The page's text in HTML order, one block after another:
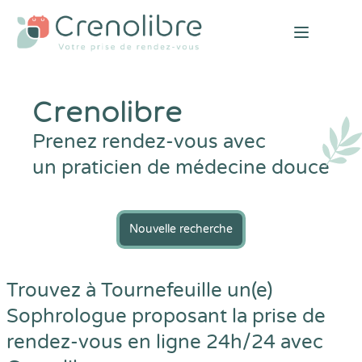
Open
Crenolibre
Prenez rendez-vous avec
un praticien de médecine douce
Nouvelle recherche
Trouvez à Tournefeuille un(e)
Sophrologue proposant la prise de
rendez-vous en ligne 24h/24 avec